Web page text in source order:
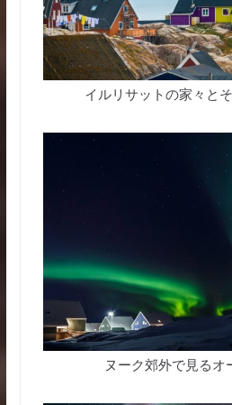
イルリサットの家々と
ヌーク郊外で見るオ